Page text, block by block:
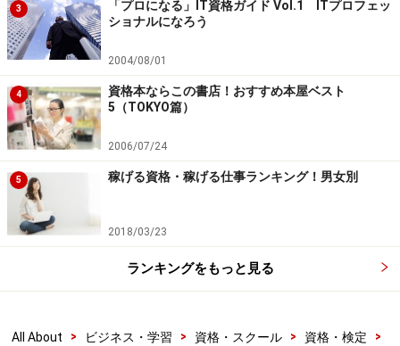
になります。
また弁理士について言えば、各種の勉強会に参加し、法
改正、判例解説、民法・民訴法など、様々な情報が得ら
れますので、今やビジネスの場で欠かせない法律の知識
を身につけられるという点でも魅力的です。
加えて、私は40歳の時に転職をしているのですが、その
年齢で
の存在によるところも大きかった
資格だけではないと思いますが、現在の会社を含め、複
数の会社からオファーがあったのも、資格のインパクト
す。
3
「プロになる」IT資格ガイド Vol.1 ITプロフェッ
ショナルになろう
2004/08/01
4
資格本ならこの書店！おすすめ本屋ベスト
5（TOKYO篇）
2006/07/24
5 稼げる資格・稼げる仕事ランキング！男女別
2018/03/23
ランキングをもっと見る
All About > ビジネス・学習 > 資格・スクール > 資格・検定
>